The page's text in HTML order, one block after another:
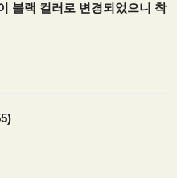
블랙 컬러로 변경되었으니 착